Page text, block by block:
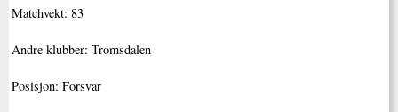
Matchvekt: 83
Andre klubber: Tromsdalen
Posisjon: Forsvar